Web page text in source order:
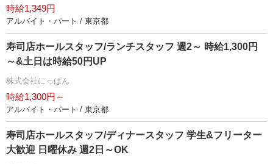
時給1,349円
アルバイト・パート / 東京都
寿司店ホールスタッフ/ランチスタッフ 週2～ 時給1,300円
～&土日は時給50円UP
株式会社にっぱん
時給1,300円～
アルバイト・パート / 東京都
寿司店ホールスタッフ/ディナースタッフ 学生&フリーター
大歓迎 日曜休み 週2日～OK